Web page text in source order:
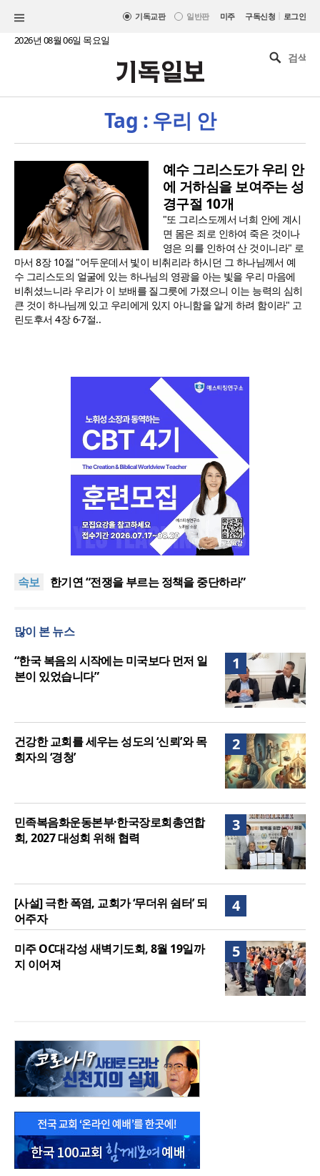
기독교판 일반판 미주 구독신청 | 로그인
2026년 08월 06일 목요일
Tag : 우리 안
예수 그리스도가 우리 안
에 거하심을 보여주는 성
경구절 10개
"또 그리스도께서 너희 안에 계시
면 몸은 죄로 인하여 죽은 것이나
영은 의를 인하여 산 것이니라" 로
마서 8장 10절 "어두운데서 빛이 비취리라 하시던 그 하나님께서 예
수 그리스도의 얼굴에 있는 하나님의 영광을 아는 빛을 우리 마음에
비취셨느니라 우리가 이 보배를 질그릇에 가졌으니 이는 능력의 심히
큰 것이 하나님께 있고 우리에게 있지 아니함을 알게 하려 함이라" 고
린도후서 4장 6-7절..
속보
“한국 복음의 시작에는 미국보다 먼저 일본이 있었습
주길”
한기연 “전쟁을 부르는 정책을 중단하라”
성회 위해 협력
“한국 복음의 시작에는 미국보다 먼저 일본이 있었습
“기도로 시작한 스틸 美 대사, 한미동맹의 가교 되어
주길”
많이 본 뉴스
1
“한국 복음의 시작에는 미국보다 먼저 일
본이 있었습니다”
2
건강한 교회를 세우는 성도의 ‘신뢰’와 목
회자의 ‘경청’
3
민족복음화운동본부·한국장로회총연합
회, 2027 대성회 위해 협력
4
[사설] 극한 폭염, 교회가 ‘무더위 쉼터’ 되
어주자
5
미주 OC대각성 새벽기도회, 8월 19일까
지 이어져